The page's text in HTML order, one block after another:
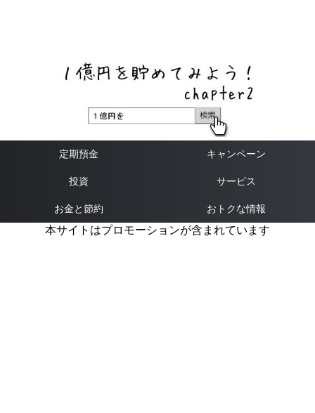
定期預金 キャンペーン
投資 サービス
お金と節約 おトクな情報
本サイトはプロモーションが含まれています